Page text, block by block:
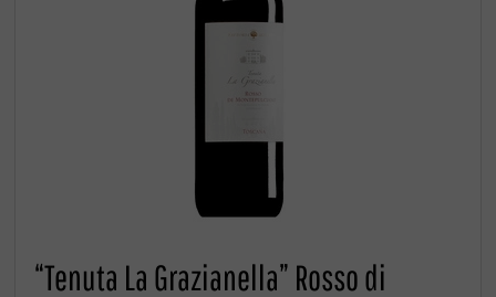
“Tenuta La Grazianella” Rosso di